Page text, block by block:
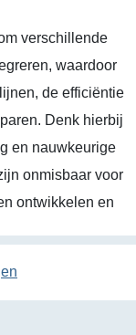
verschillende
waardoor
de efficiëntie
Denk hierbij
en nauwkeurige
onmisbaar voor
ontwikkelen en